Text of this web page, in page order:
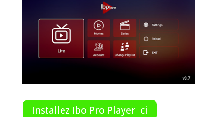
Installez Ibo Pro Player ici